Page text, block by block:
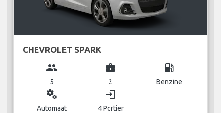
CHEVROLET SPARK
group
5
business_center
2
local_gas_station
Benzine
miscellaneous_services
Automaat
login
4 Portier